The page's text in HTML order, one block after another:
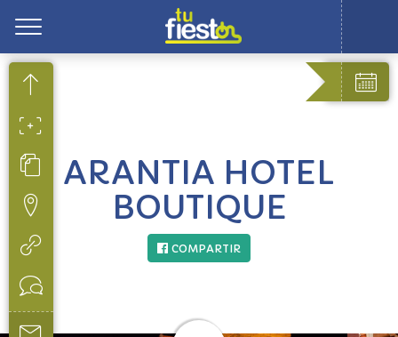
ARANTIA HOTEL
BOUTIQUE
COMPARTIR